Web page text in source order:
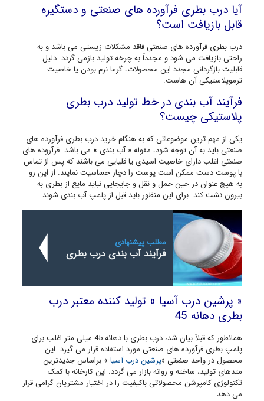
آیا درب بطری فرآورده های صنعتی و دستگیره
قابل بازیافت است؟
درب بطری فرآورده های صنعتی فاقد مشکلات زیستی می باشد و به
راحتی بازیافت می شود و مجدداً به چرخه تولید بازمی گردد. دلیل
قابلیت بازگردانی مجدد این محصولات، گرما نرم بودن یا خاصیت
ترموپلاستیکی آن هاست.
فرآیند آب بندی در خط تولید درب بطری
پلاستیکی چیست؟
یکی از مهم ترین موضوعاتی که به هنگام خرید درب بطری فرآورده های
صنعتی باید به آن توجه شود، مقوله « آب بندی » می باشد. فرآروده های
صنعتی اغلب دارای خاصیت اسیدی یا قلیایی می باشند که پس از تماس
با پوست دست ممکن است پوست را دچار حساسیت نمایند. از این رو
به هیچ عنوان در حین حمل و نقل و جایجایی نباید مایع از بطری به
بیرون نشت کند. برای این منظور باید قبل از پلمپ آب بندی شوند.
مطلب پیشنهادی
فرآیند آب بندی درب بطری
« پرشین درب آسیا » تولید کننده معتبر درب
بطری دهانه 45
همانطور که قبلاً بیان شد، درب بطری با دهانه 45 میلی متر اغلب برای
پلمپ بطری فرآورده های صنعتی مورد استفاده قرار می گیرد. این
محصول در واحد صنعتی «پرشین درب آسیا» براساس جدیدترین
متدهای تولید، ساخته و روانه بازار می گردد. این کارخانه با کمک
تکنولوژی کامپرشن محصولاتی باکیفیت را در اختیار مشتریان گرامی قرار
می دهد.